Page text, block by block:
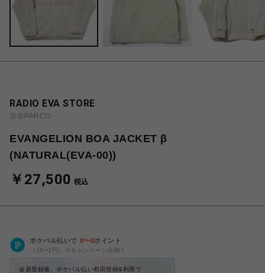
RADIO EVA STORE
渋谷PARCO
EVANGELION BOA JACKET β
(NATURAL(EVA-00))
￥27,500 税込
ポケパル払いで 0〜0ポイント
（1P=1円）※キャンペーン分除く
会員登録後、ポケパル払い初回登録&利用で